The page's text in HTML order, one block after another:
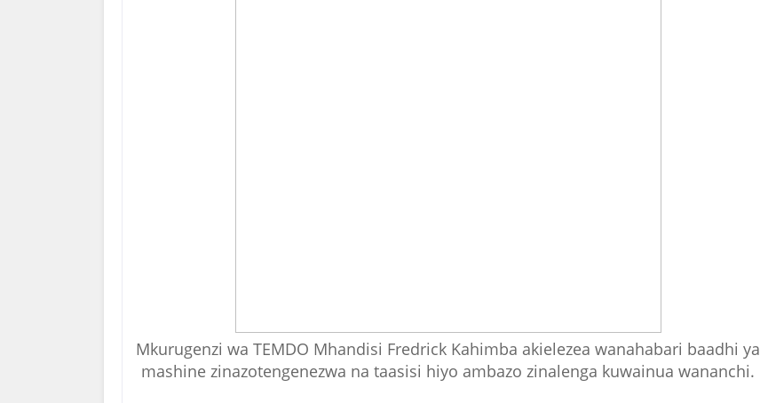
Mkurugenzi wa TEMDO Mhandisi Fredrick Kahimba akielezea wanahabari baadhi ya
mashine zinazotengenezwa na taasisi hiyo ambazo zinalenga kuwainua wananchi.